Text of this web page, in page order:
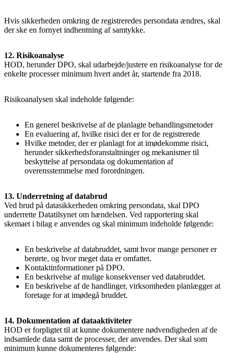
Hvis sikkerheden omkring de registreredes persondata ændres, skal
der ske en fornyet indhentning af samtykke.
12. Risikoanalyse
HOD, herunder DPO, skal udarbejde/justere en risikoanalyse for de
enkelte processer minimum hvert andet år, startende fra 2018.
Risikoanalysen skal indeholde følgende:
En generel beskrivelse af de planlagte behandlingsmetoder
En evaluering af, hvilke risici der er for de registrerede
Hvilke metoder, der er planlagt for at imødekomme risici,
herunder sikkerhedsforanstaltninger og mekanismer til
beskyttelse af persondata og dokumentation af
overensstemmelse med forordningen.
13. Underretning af databrud
Ved brud på datasikkerheden omkring persondata, skal DPO
underrette Datatilsynet om hændelsen. Ved rapportering skal
skemaet i bilag e anvendes og skal minimum indeholde følgende:
En beskrivelse af databruddet, samt hvor mange personer er
berørte, og hvor meget data er omfattet.
Kontaktinformationer på DPO.
En beskrivelse af mulige konsekvenser ved databruddet.
En beskrivelse af de handlinger, virksomheden planlægger at
foretage for at imødegå bruddet.
14. Dokumentation af dataaktiviteter
HOD er forpligtet til at kunne dokumentere nødvendigheden af de
indsamlede data samt de processer, der anvendes. Der skal som
minimum kunne dokumenteres følgende: